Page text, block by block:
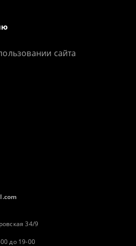
сайта
34/9
до 19-00